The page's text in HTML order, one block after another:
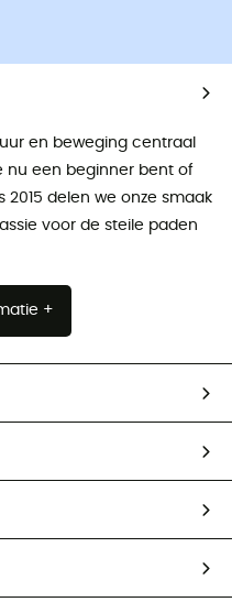
en beweging centraal
nu een beginner bent of
delen we onze smaak
voor de steile paden
+